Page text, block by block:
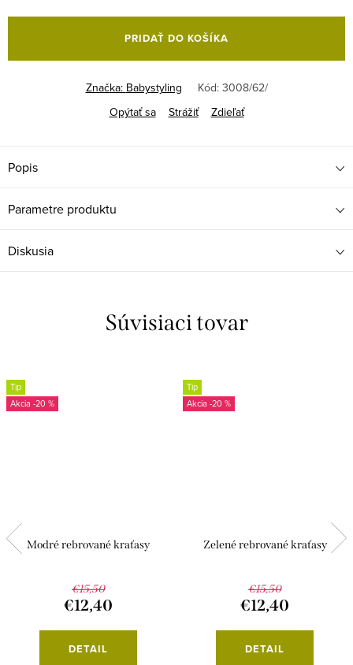
cena:
PRIDAŤ DO KOŠÍKA
Značka: Babystyling Kód: 3008/62/
Opýtať sa
Strážiť Zdieľať
Popis
Parametre produktu
Diskusia
Súvisiaci tovar
Tip
-20 %
Modré rebrované kraťasy
€15,50
€12,40
DETAIL
Tip
-20 %
Zelené rebrované kraťasy
€15,50
€12,40
DETAIL